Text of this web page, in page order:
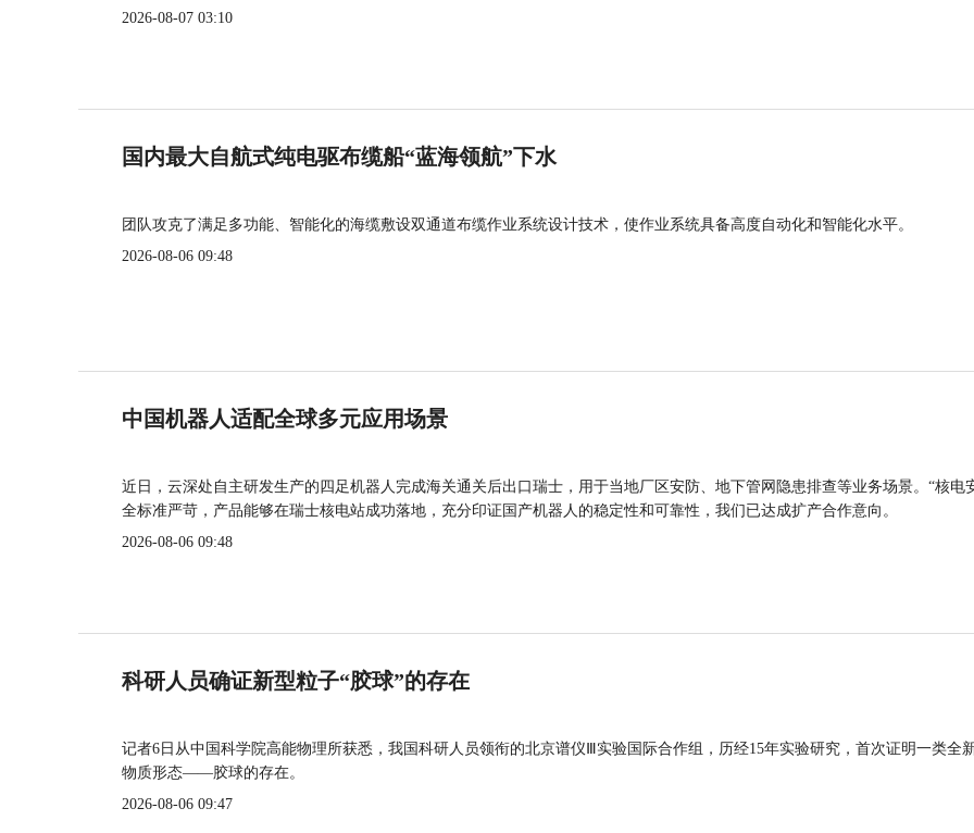
2026-08-07 03:10
国内最大自航式纯电驱布缆船“蓝海领航”下水
团队攻克了满足多功能、智能化的海缆敷设双通道布缆作业系统设计技术，使作业系统具备高度自动化和智能化水平。
2026-08-06 09:48
中国机器人适配全球多元应用场景
近日，云深处自主研发生产的四足机器人完成海关通关后出口瑞士，用于当地厂区安防、地下管网隐患排查等业务场景。“核电
全标准严苛，产品能够在瑞士核电站成功落地，充分印证国产机器人的稳定性和可靠性，我们已达成扩产合作意向。
2026-08-06 09:48
科研人员确证新型粒子“胶球”的存在
记者6日从中国科学院高能物理所获悉，我国科研人员领衔的北京谱仪Ⅲ实验国际合作组，历经15年实验研究，首次证明一类全
物质形态——胶球的存在。
2026-08-06 09:47